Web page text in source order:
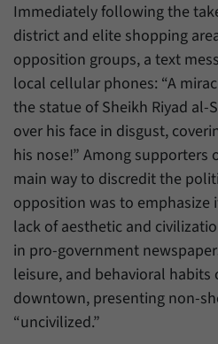
Immediately following the
district and elite shopping
opposition groups, a text
local cellular phones: “A
the statue of Sheikh Riyad
over his face in disgust,
his nose!” Among supporters
main way to discredit the
opposition was to emphasize
lack of aesthetic and
in pro-government
leisure, and behavioral
downtown, presenting non-
“uncivilized.”
Name
Anbieter Forum
Laufzeit 1 Jahr
Zweck
Dieser Wert
Einstellungen.
generierte ID, für
Ihrer
Webseiten-
Name _pk_id
Anbieter Matomo
Laufzeit 13 Monate
Zweck
Mit diesem
über Benutzer
speichern, zum
Name _pk_ref
Anbieter Matomo
Laufzeit 6 Monate
Cookie-